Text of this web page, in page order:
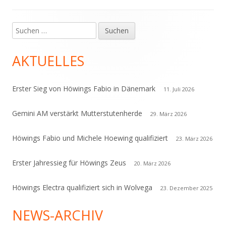
Haupt-
Seitenleiste
Suchen
nach:
AKTUELLES
Erster Sieg von Höwings Fabio in Dänemark 11. Juli 2026
Gemini AM verstärkt Mutterstutenherde 29. März 2026
Höwings Fabio und Michele Hoewing qualifiziert 23. März 2026
Erster Jahressieg für Höwings Zeus 20. März 2026
Höwings Electra qualifiziert sich in Wolvega 23. Dezember 2025
NEWS-ARCHIV